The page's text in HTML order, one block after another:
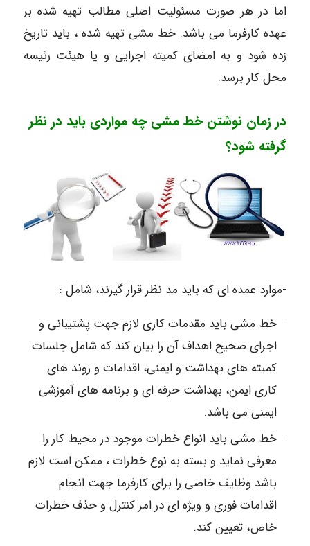
اما در هر صورت مسئولیت اصلی مطالب تهیه شده بر
عهده کارفرما می باشد. خط مشی تهیه شده ، باید تاریخ
زده شود و به امضای کمیته اجرایی و یا هیئت رئیسه
محل کار برسد.
در زمان نوشتن خط مشی چه مواردی باید در نظر
گرفته شود؟
-موارد عمده ای که باید مد نظر قرار گیرند، شامل :
خط مشی باید مقدمات کاری لازم جهت پشتیبانی و
اجرای صحیح اهداف آن را بیان کند که شامل جلسات
کمیته های بهداشت و ایمنی، اقدامات و روند های
کاری ایمن، بهداشت حرفه ای و برنامه های آموزشی
ایمنی می باشد.
خط مشی باید انواع خطرات موجود در محیط کار را
معرفی نماید و بسته به نوع خطرات ، ممکن است لازم
باشد وظایف خاصی را برای کارفرما جهت انجام
اقدامات فوری و ویژه ای در امر کنترل و حذف خطرات
خاص، تعیین کند.